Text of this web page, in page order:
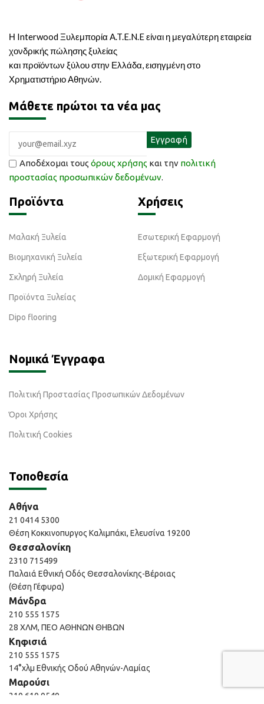
Η Interwood Ξυλεμπορία A.T.E.N.E είναι η μεγαλύτερη εταιρεία
χονδρικής πώλησης ξυλείας
και προϊόντων ξύλου στην Ελλάδα, εισηγμένη στο
Χρηματιστήριο Αθηνών.
Μάθετε πρώτοι τα νέα μας
Αποδέχομαι τους όρους χρήσης και την πολιτική
προστασίας προσωπικών δεδομένων.
Προϊόντα
Μαλακή Ξυλεία
Βιομηχανική Ξυλεία
Σκληρή Ξυλεία
Προϊόντα Ξυλείας
Dipo flooring
Χρήσεις
Εσωτερική Εφαρμογή
Εξωτερική Εφαρμογή
Δομική Εφαρμογή
Νομικά Έγγραφα
Πολιτική Προστασίας Προσωπικών Δεδομένων
Όροι Χρήσης
Πολιτική Cookies
Τοποθεσία
Αθήνα
21 0414 5300
Θέση Κοκκινοπυργος Καλιμπάκι, Ελευσίνα 19200
Θεσσαλονίκη
2310 715499
Παλαιά Εθνική Οδός Θεσσαλονίκης-Βέροιας
(Θέση Γέφυρα)
Μάνδρα
210 555 1575
28 ΧΛΜ, ΠΕΟ ΑΘΗΝΩΝ ΘΗΒΩΝ
Κηφισιά
210 555 1575
14°χλμ Εθνικής Οδού Αθηνών-Λαμίας
Μαρούσι
210 610 0540